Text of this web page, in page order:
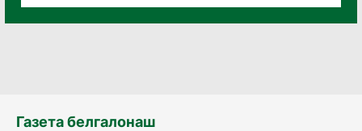
Газета белгалонаш